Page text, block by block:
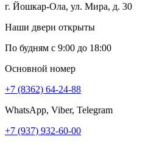
г. Йошкар-Ола, ул. Мира, д. 30
Наши двери открыты
По будням с 9:00 до 18:00
Основной номер
+7 (8362) 64-24-88
WhatsApp, Viber, Telegram
+7 (937) 932-60-00